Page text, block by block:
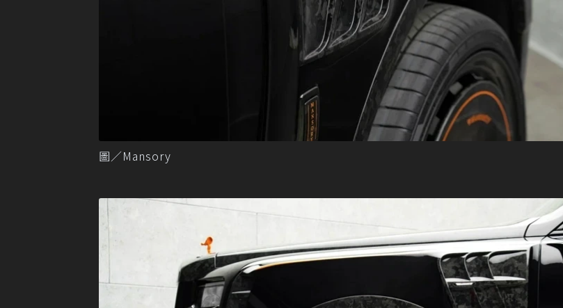
圖／Mansory